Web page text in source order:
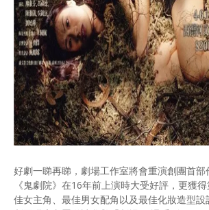
好劇一睇再睇，劇場工作室將會重演創團首部
《鬼劇院》在16年前上演時大受好評，更獲
佳女主角、最佳男女配角以及最佳化妝造型